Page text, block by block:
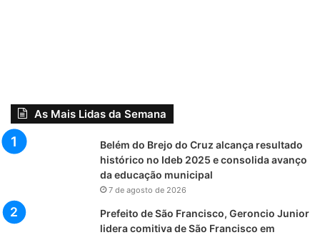
As Mais Lidas da Semana
Belém do Brejo do Cruz alcança resultado
histórico no Ideb 2025 e consolida avanço
da educação municipal
7 de agosto de 2026
Prefeito de São Francisco, Geroncio Junior
lidera comitiva de São Francisco em